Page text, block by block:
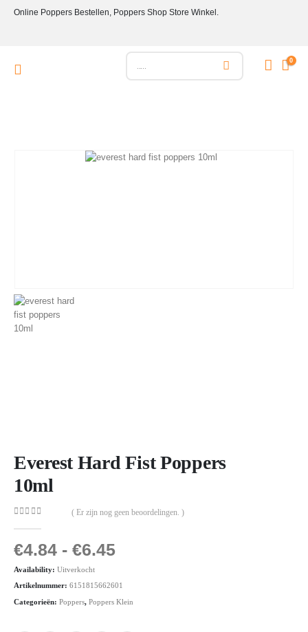
Online Poppers Bestellen, Poppers Shop Store Winkel.
0
Everest Hard Fist Poppers
10ml
( Er zijn nog geen beoordelingen. )
€4.84 - €6.45
Availability: Uitverkocht
Artikelnummer: 6151815662601
Categorieën: Poppers, Poppers Klein